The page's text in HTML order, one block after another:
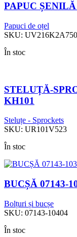
PAPUC
Papuci de oțel
SKU:
În stoc
STELUȚĂ-
KH101
Steluțe - Sprockets
SKU: UR101V523
În stoc
BUCȘĂ 07143-
Bolțuri și bucșe
SKU: 07143-10404
În stoc